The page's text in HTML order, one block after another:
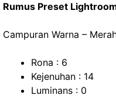
Rumus Preset
Campuran Warna –
Rona : 6
Kejenuhan : 14
Luminans : 0